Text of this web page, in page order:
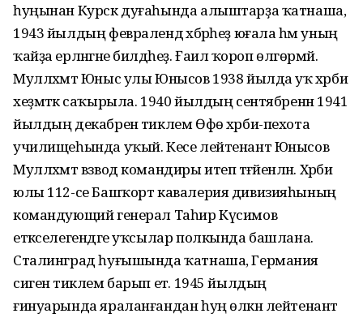
һуңынан Курск дуғаһында алыштарҙа ҡатнаша, ә
1943 йылдың февралендә хәбәрһеҙ юғала һәм уның
ҡайҙа ерләнгәне билдәһеҙ. Ғаилә ҡороп өлгөрмәй.
Мулләхмәт Юныс улы Юнысов 1938 йылда уҡ хәрби
хеҙмәткә саҡырыла. 1940 йылдың сентябренән 1941
йылдың декабренә тиклем Өфө хәрби-пехота
училищеһында уҡый. Кесе лейтенант Юнысов
Мулләхмәт взвод командиры итеп тәғәйенләнә. Хәрби
юлы 112-се Башҡорт кавалерия дивизияһының
командующий генерал Таһир Күсимов
етәкселегендәге уҡсылар полкында башлана.
Сталинград һуғышында ҡатнаша, Германия
сигенә тиклем барып етә. 1945 йылдың
ғинуарында яраланғандан һуң өлкән лейтенант